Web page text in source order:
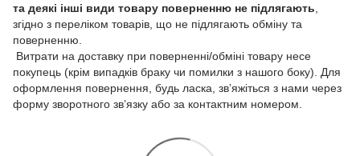
та деякі інші види товару поверненню не підлягають
згідно з переліком товарів, що не підлягають обміну та
поверненню.
Витрати на доставку при поверненні/обміні товару несе
покупець (крім випадків браку чи помилки з нашого боку). Для
оформлення повернення, будь ласка, зв’яжіться з нами через
форму зворотного зв’язку або за контактним номером.